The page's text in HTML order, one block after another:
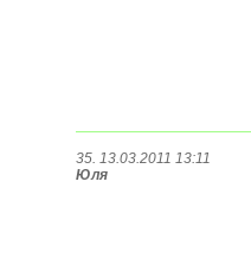
35. 13.03.2011 13:11
Юля